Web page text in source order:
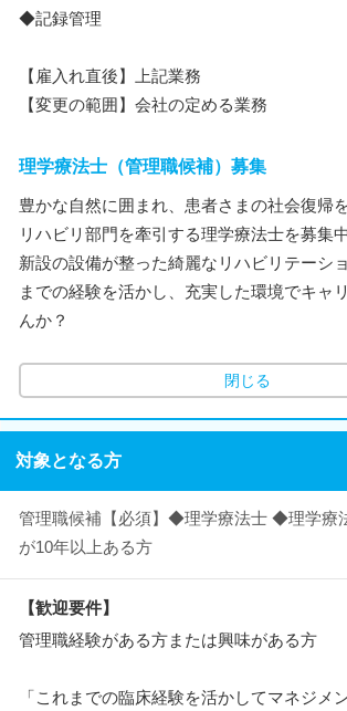
◆記録管理
【雇入れ直後】上記業務
【変更の範囲】会社の定める業務
理学療法士（管理職候補）募集
豊かな自然に囲まれ、患者さまの社会復帰
リハビリ部門を牽引する理学療法士を募集
新設の設備が整った綺麗なリハビリテーシ
までの経験を活かし、充実した環境でキャ
んか？
閉じる
対象となる方
管理職候補【必須】◆理学療法士 ◆理学療
が10年以上ある方
【歓迎要件】
管理職経験がある方または興味がある方
「これまでの臨床経験を活かしてマネジメ